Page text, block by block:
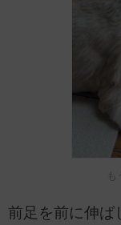
前足を前に伸ば